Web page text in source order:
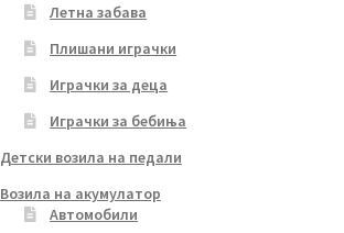
Летна забава
Плишани играчки
Играчки за деца
Играчки за бебиња
Детски возила на педали
Возила на акумулатор
Автомобили